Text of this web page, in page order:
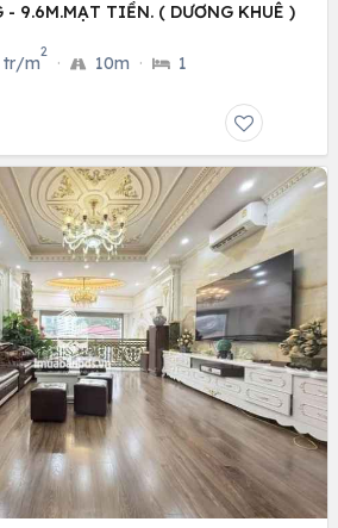
- 9.6M.MẠT TIỀN. ( DƯƠNG KHUÊ )
tr/m
2
· 10m · 1